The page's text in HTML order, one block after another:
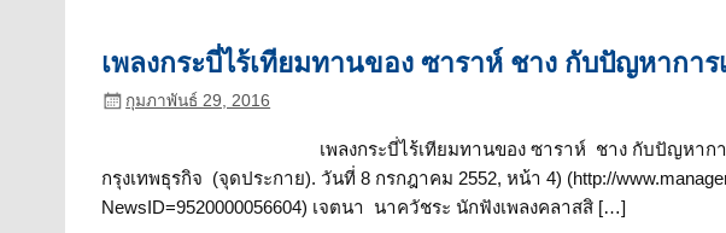
เพลงกระบี่ไร้เทียมทานของ ซาราห์ ชาง กับปัญหากา
กุมภาพันธ์ 29, 2016
เพลงกระบี่ไร้เทียมทานของ ซาราห์ ชาง กับปัญหา
กรุงเทพธุรกิจ (จุดประกาย). วันที่ 8 กรกฎาคม 2552, หน้า 4) (http://
NewsID=9520000056604) เจตนา นาควัชระ นักฟังเพลงคลาสสิ […]